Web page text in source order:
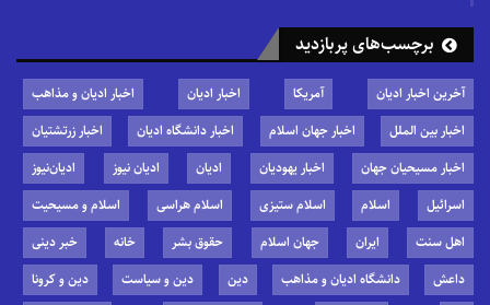
برچسب‌های پربازدید
آخرین اخبار ادیان آمریکا اخبار ادیان
اخبار ادیان و مذاهب
اخبار بین الملل
اخبار جهان اسلام اخبار دانشگاه ادیان
اخبار زرتشتیان
اخبار مسیحیان جهان
اخبار یهودیان ادیان ادیان نیوز
ادیان‌نیوز
اسرائیل
اسلام اسلام ستیزی اسلام هراسی
اسلام و مسیحیت
اهل سنت
ایران جهان اسلام حقوق بشر خانه
خبر دینی
داعش
دانشگاه ادیان و مذاهب دین دین و سیاست دین و کرونا